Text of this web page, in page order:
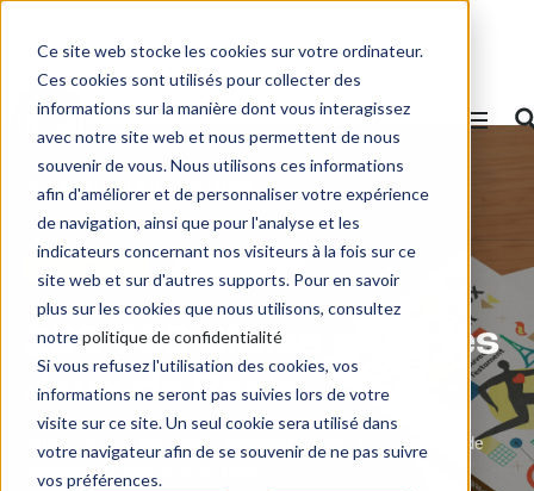
Ce site web stocke les cookies sur votre ordinateur.
Ces cookies sont utilisés pour collecter des
informations sur la manière dont vous interagissez
avec notre site web et nous permettent de nous
souvenir de vous. Nous utilisons ces informations
afin d'améliorer et de personnaliser votre expérience
de navigation, ainsi que pour l'analyse et les
indicateurs concernant nos visiteurs à la fois sur ce
site web et sur d'autres supports. Pour en savoir
plus sur les cookies que nous utilisons, consultez
notrepolitique de confidentialité
Si vous refusez l'utilisation des cookies, vos
informations ne seront pas suivies lors de votre
visite sur ce site. Un seul cookie sera utilisé dans
votre navigateur afin de se souvenir de ne pas suivre
vos préférences.
RETOUR AUX PROJETS
200 000 Bibles pour les
Jeux de Paris
Offrir 200 000 Nouveaux Testaments avec témoignages de
sportifs lors des Jeux de Paris.